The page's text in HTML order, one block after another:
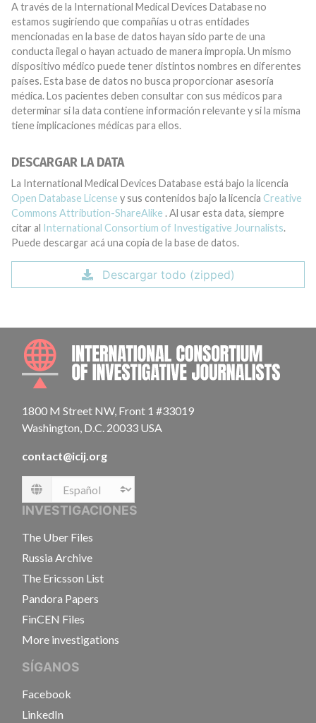
A través de la International Medical Devices Database no
estamos sugiriendo que compañías u otras entidades
mencionadas en la base de datos hayan sido parte de una
conducta ilegal o hayan actuado de manera impropia. Un mismo
dispositivo médico puede tener distintos nombres en diferentes
países. Esta base de datos no busca proporcionar asesoría
médica. Los pacientes deben consultar con sus médicos para
determinar si la data contiene información relevante y si la misma
tiene implicaciones médicas para ellos.
DESCARGAR LA DATA
La International Medical Devices Database está bajo la licencia
Open Database License y sus contenidos bajo la licencia Creative
Commons Attribution-ShareAlike . Al usar esta data, siempre
citar al International Consortium of Investigative Journalists.
Puede descargar acá una copia de la base de datos.
Descargar todo (zipped)
1800 M Street NW, Front 1 #33019
Washington, D.C. 20033 USA
contact@icij.org
Language
INVESTIGACIONES
The Uber Files
Russia Archive
The Ericsson List
Pandora Papers
FinCEN Files
More investigations
SÍGANOS
Facebook
LinkedIn